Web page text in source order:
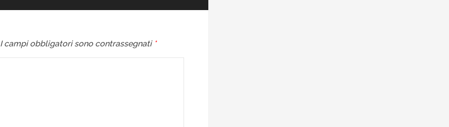
I campi obbligatori sono contrassegnati *